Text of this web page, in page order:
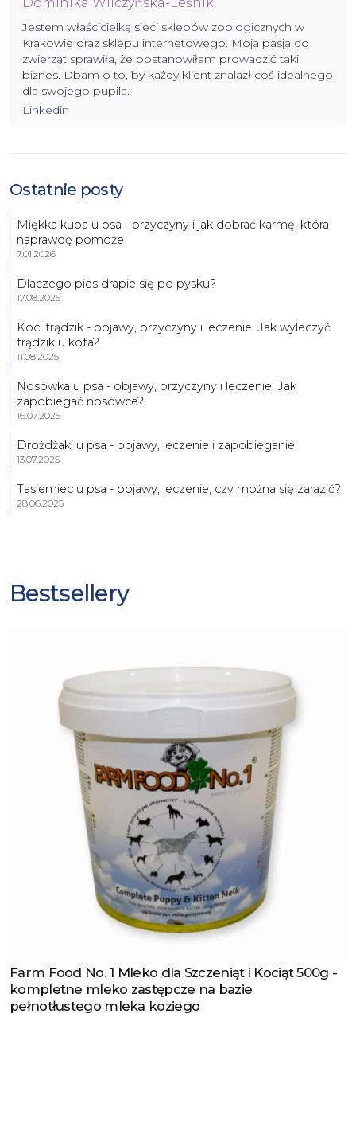
Jestem właścicielką sieci sklepów zoologicznych w
Krakowie oraz sklepu internetowego. Moja pasja do
zwierząt sprawiła, że postanowiłam prowadzić taki
biznes. Dbam o to, by każdy klient znalazł coś idealnego
dla swojego pupila.
Linkedin
Ostatnie posty
Miękka kupa u psa - przyczyny i jak dobrać karmę, która
naprawdę pomoże
7.01.2026
Dlaczego pies drapie się po pysku?
17.08.2025
Koci trądzik - objawy, przyczyny i leczenie. Jak wyleczyć
trądzik u kota?
11.08.2025
Nosówka u psa - objawy, przyczyny i leczenie. Jak
zapobiegać nosówce?
16.07.2025
Drożdżaki u psa - objawy, leczenie i zapobieganie
13.07.2025
Tasiemiec u psa - objawy, leczenie, czy można się zarazić?
28.06.2025
Bestsellery
Zobacz produkt
Farm Food No. 1 Mleko dla Szczeniąt i Kociąt 500g -
kompletne mleko zastępcze na bazie
pełnotłustego mleka koziego